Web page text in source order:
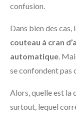
confusion.
Dans bien des cas,
couteau à cran
automatique .
se confondent pas
Alors, quelle est la
surtout, lequel